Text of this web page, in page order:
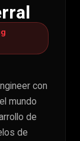
con
mundo
de
de